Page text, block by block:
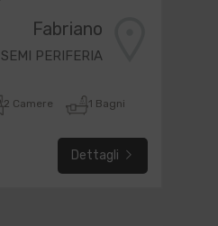
Fabriano
SEMI PERIFERIA
2 Camere 1 Bagni
Dettagli